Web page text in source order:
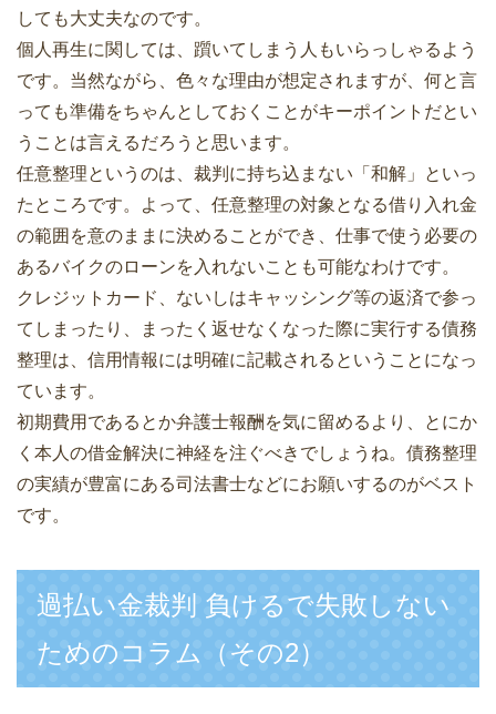
しても大丈夫なのです。
個人再生に関しては、躓いてしまう人もいらっしゃるよう
です。当然ながら、色々な理由が想定されますが、何と言
っても準備をちゃんとしておくことがキーポイントだとい
うことは言えるだろうと思います。
任意整理というのは、裁判に持ち込まない「和解」といっ
たところです。よって、任意整理の対象となる借り入れ金
の範囲を意のままに決めることができ、仕事で使う必要の
あるバイクのローンを入れないことも可能なわけです。
クレジットカード、ないしはキャッシング等の返済で参っ
てしまったり、まったく返せなくなった際に実行する債務
整理は、信用情報には明確に記載されるということになっ
ています。
初期費用であるとか弁護士報酬を気に留めるより、とにか
く本人の借金解決に神経を注ぐべきでしょうね。債務整理
の実績が豊富にある司法書士などにお願いするのがベスト
です。
過払い金裁判 負けるで失敗しない
ためのコラム（その2）